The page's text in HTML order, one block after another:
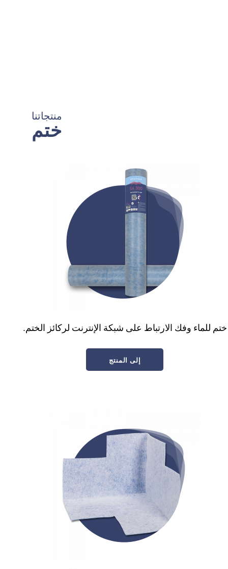
منتجاتنا
ختم
ختم للماء وفك الارتباط على شبكة الإنترنت لركائز الختم.
إلى المنتج